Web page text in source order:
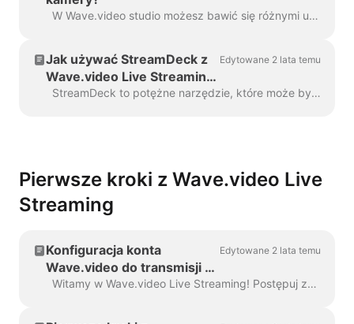
W Wave.video studio możesz bawić się różnymi układami. Możesz nadać swojej kamerze kształt kwadratu, rombu, koła itp. Co więcej, możesz ...
Jak używać StreamDeck z
Wave.video Live Streaming
Studio: Przewodnik krok po
Edytowane 2 lata temu
StreamDeck to potężne narzędzie, które może być używane w połączeniu ze studiem transmisji na żywo Wave.video w celu usprawnienia przepływu pracy podczas transmisji na żywo. ...
Pierwsze kroki z Wave.video Live
Streaming
Konfiguracja konta
Wave.video do transmisji na
żywo
Edytowane 2 lata temu
Witamy w Wave.video Live Streaming! Postępuj zgodnie z tym przewodnikiem krok po kroku, aby skonfigurować konto Wave.video Live Streaming i przesyłać strumieniowo...